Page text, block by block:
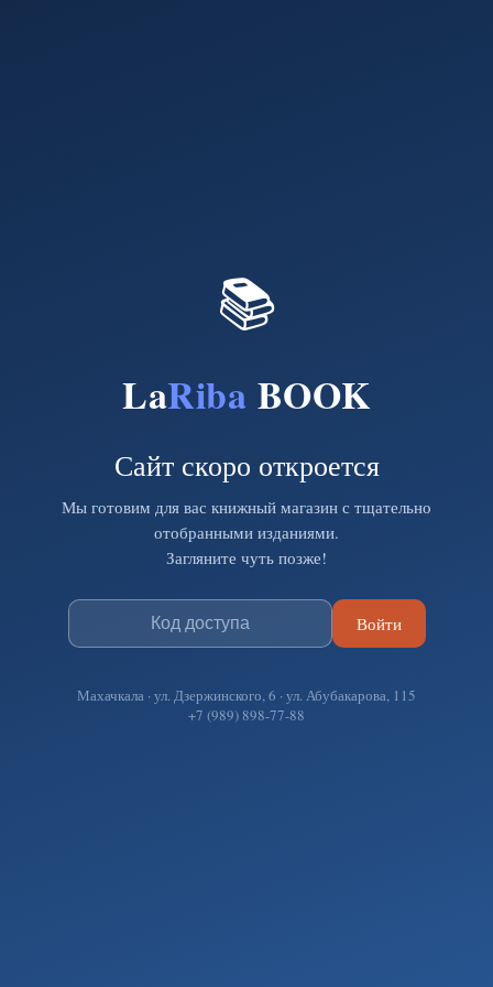
📚
LaRiba BOOK
Сайт скоро откроется
Мы готовим для вас книжный магазин с тщательно
отобранными изданиями.
Загляните чуть позже!
Войти
Махачкала · ул. Дзержинского, 6 · ул. Абубакарова, 115
+7 (989) 898-77-88